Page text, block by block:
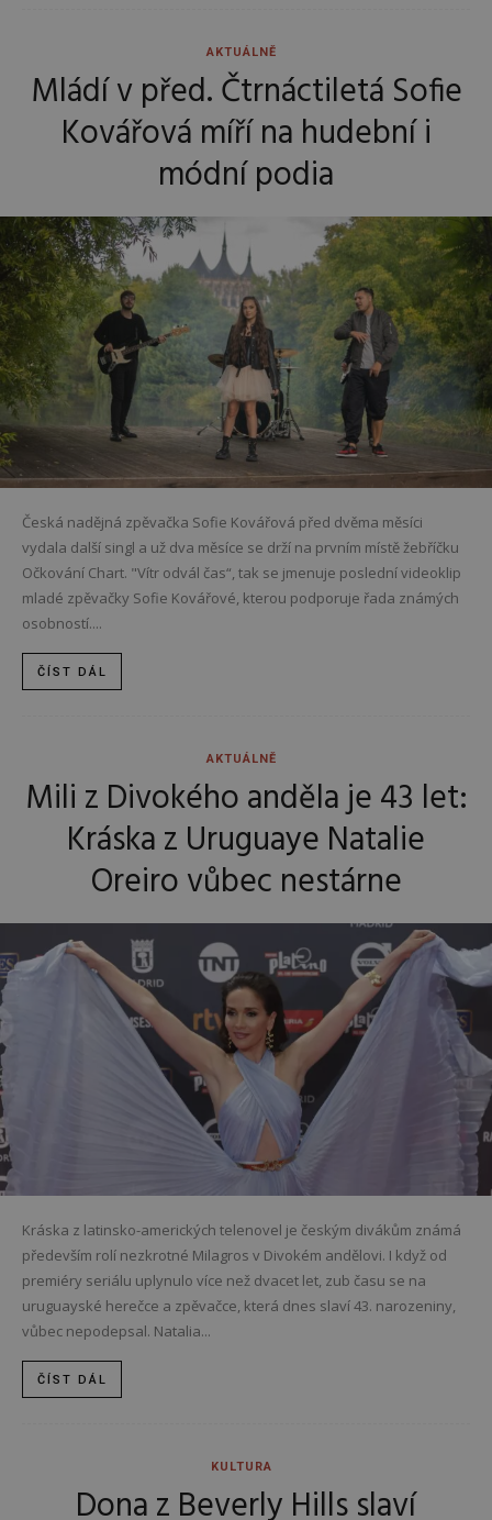
AKTUÁLNĚ
Mládí v před. Čtrnáctiletá Sofie
Kovářová míří na hudební i
módní podia
Česká nadějná zpěvačka Sofie Kovářová před dvěma měsíci
vydala další singl a už dva měsíce se drží na prvním místě žebříčku
Očkování Chart. "Vítr odvál čas“, tak se jmenuje poslední videoklip
mladé zpěvačky Sofie Kovářové, kterou podporuje řada známých
osobností....
ČÍST DÁL
AKTUÁLNĚ
Mili z Divokého anděla je 43 let:
Kráska z Uruguaye Natalie
Oreiro vůbec nestárne
Kráska z latinsko-amerických telenovel je českým divákům známá
především rolí nezkrotné Milagros v Divokém andělovi. I když od
premiéry seriálu uplynulo více než dvacet let, zub času se na
uruguayské herečce a zpěvačce, která dnes slaví 43. narozeniny,
vůbec nepodepsal. Natalia...
ČÍST DÁL
KULTURA
Dona z Beverly Hills slaví